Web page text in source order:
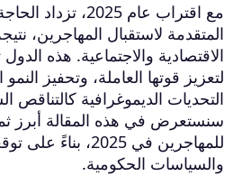
مع اقتراب عام
المتقدمة لاستقبال المهاجرين،
الاقتصادية والاجتماعية. هذه
لتعزيز قوتها العاملة، وتحفيز
التحديات الديموغرافية كالتناقص
سنستعرض في هذه المقالة أبرز
للمهاجرين في 2025،
والسياسات الحكومية.